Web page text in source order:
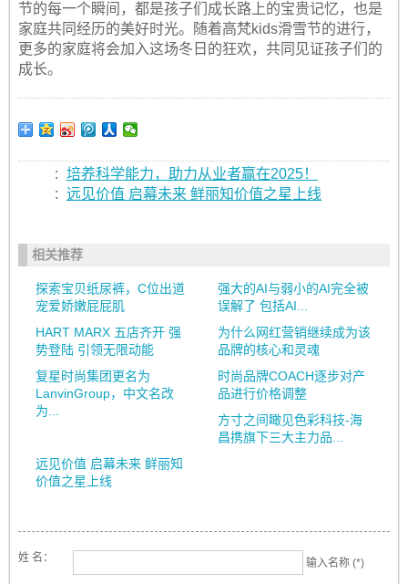
节的每一个瞬间，都是孩子们成长路上的宝贵记忆，也是
家庭共同经历的美好时光。随着高梵kids滑雪节的进行，
更多的家庭将会加入这场冬日的狂欢，共同见证孩子们的
成长。
: 培养科学能力，助力从业者赢在2025！
: 远见价值 启幕未来 鲜丽知价值之星上线
相关推荐
探索宝贝纸尿裤，C位出道
宠爱娇嫩屁屁肌
强大的AI与弱小的AI完全被
误解了 包括AI...
HART MARX 五店齐开 强
势登陆 引领无限动能
为什么网红营销继续成为该
品牌的核心和灵魂
复星时尚集团更名为
LanvinGroup，中文名改
为...
时尚品牌COACH逐步对产
品进行价格调整
方寸之间瞰见色彩科技-海
昌携旗下三大主力品...
远见价值 启幕未来 鲜丽知
价值之星上线
姓 名： 输入名称 (*)